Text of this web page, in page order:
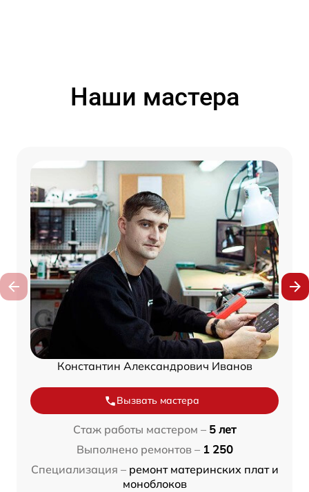
Наши мастера
Константин Александрович Иванов
Вызвать мастера
Стаж работы мастером – 5 лет
Выполнено ремонтов – 1 250
Специализация – ремонт материнских плат и
моноблоков